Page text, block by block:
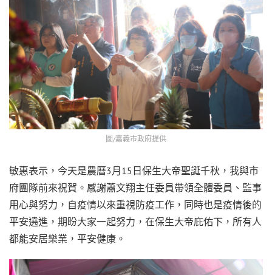
圖/嘉義市政府提供
敏惠表示，今天是農曆3月15日保生大帝聖誕千秋，我與市
府團隊前來祝賀。感謝蕭文翔主任委員帶領全體委員、監事
用心與努力，自疫情以來重視防疫工作，同時也是疫情後的
平安遶進，期盼大家一起努力，在保生大帝庇佑下，所有人
都能安居樂業，平安健康。